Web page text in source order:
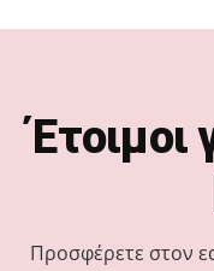
Έτοιμοι
Προσφέρετε στον